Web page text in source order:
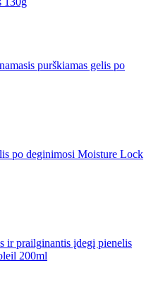
purškiamas gelis po
po deginimosi Moisture Lock
ir prailginantis įdegį pienelis
200ml